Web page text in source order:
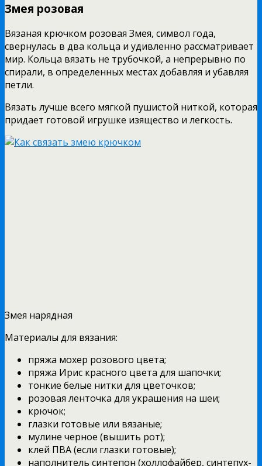
Змея розовая
Вязаная крючком розовая Змея, символ года,
свернулась в два кольца и удивленно рассматривает
мир. Кольца вязать не трубочкой, а непрерывно по
спирали, в определенных местах добавляя и убавляя
петли.
Вязать лучше всего мягкой пушистой ниткой, которая
придает готовой игрушке изящество и легкость.
Змея нарядная
Материалы для вязания:
пряжа мохер розового цвета;
пряжа Ирис красного цвета для шапочки;
тонкие белые нитки для цветочков;
розовая ленточка для украшения на шеи;
крючок;
глазки готовые или вязаные;
мулине черное (вышить рот);
клей ПВА (если глазки готовые);
наполнитель синтепон (холлофайбер, синтепух-